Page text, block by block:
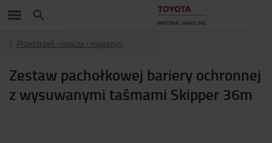
Przestrzeń robocza i magazyn
Zestaw pachołkowej bariery ochronnej
z wysuwanymi taśmami Skipper 36m